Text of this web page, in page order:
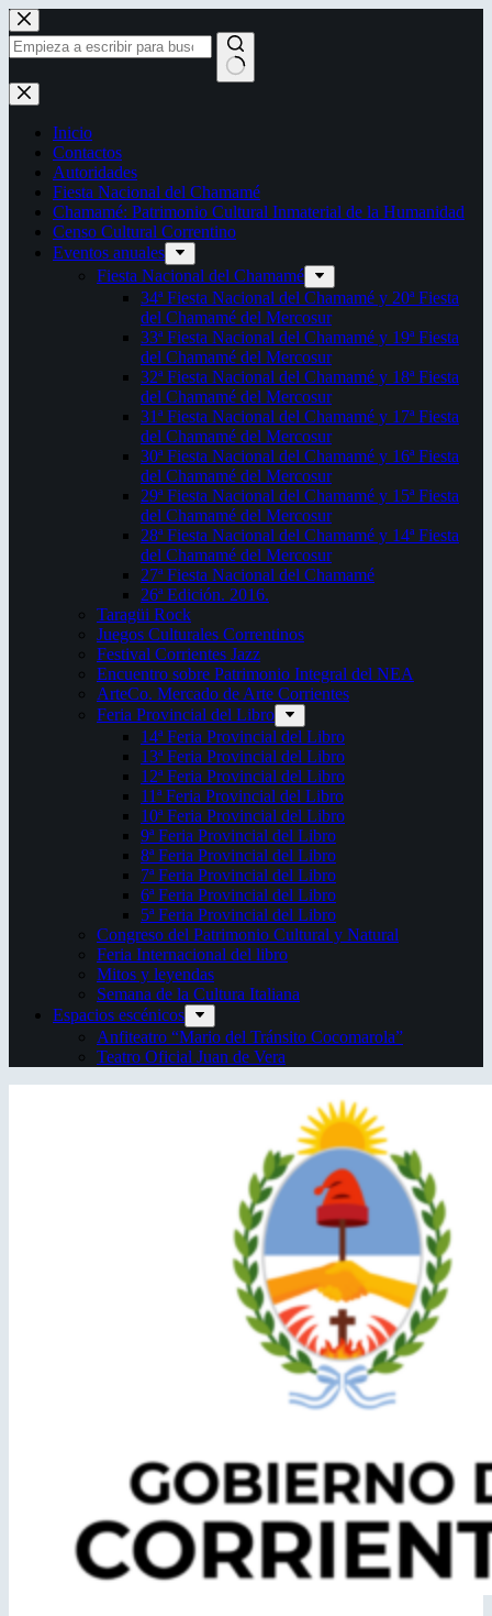
Saltar
al
contenido
Sin
resultados
Inicio
Contactos
Autoridades
Fiesta Nacional del Chamamé
Chamamé: Patrimonio Cultural Inmaterial de la Humanidad
Censo Cultural Correntino
Eventos anuales
Fiesta Nacional del Chamamé
34ª Fiesta Nacional del Chamamé y 20ª Fiesta
del Chamamé del Mercosur
33ª Fiesta Nacional del Chamamé y 19ª Fiesta
del Chamamé del Mercosur
32ª Fiesta Nacional del Chamamé y 18ª Fiesta
del Chamamé del Mercosur
31ª Fiesta Nacional del Chamamé y 17ª Fiesta
del Chamamé del Mercosur
30ª Fiesta Nacional del Chamamé y 16ª Fiesta
del Chamamé del Mercosur
29ª Fiesta Nacional del Chamamé y 15ª Fiesta
del Chamamé del Mercosur
28ª Fiesta Nacional del Chamamé y 14ª Fiesta
del Chamamé del Mercosur
27ª Fiesta Nacional del Chamamé
26ª Edición. 2016.
Taragüi Rock
Juegos Culturales Correntinos
Festival Corrientes Jazz
Encuentro sobre Patrimonio Integral del NEA
ArteCo. Mercado de Arte Corrientes
Feria Provincial del Libro
14ª Feria Provincial del Libro
13ª Feria Provincial del Libro
12ª Feria Provincial del Libro
11ª Feria Provincial del Libro
10ª Feria Provincial del Libro
9ª Feria Provincial del Libro
8ª Feria Provincial del Libro
7ª Feria Provincial del Libro
6ª Feria Provincial del Libro
5ª Feria Provincial del Libro
Congreso del Patrimonio Cultural y Natural
Feria Internacional del libro
Mitos y leyendas
Semana de la Cultura Italiana
Espacios escénicos
Anfiteatro “Mario del Tránsito Cocomarola”
Teatro Oficial Juan de Vera